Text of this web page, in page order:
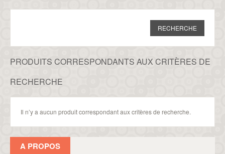
PRODUITS CORRESPONDANTS AUX CRITÈRES DE
RECHERCHE
Il n’y a aucun produit correspondant aux critères de recherche.
A PROPOS